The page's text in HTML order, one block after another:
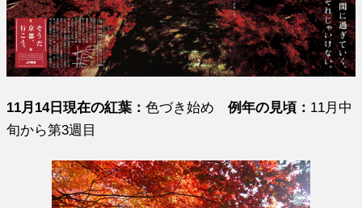
11月14日現在の紅葉：色づき始め例年の見頃： 11月中
旬から第3週目